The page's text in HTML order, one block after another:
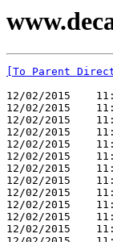
[To Parent
12/02/2015
12/02/2015
12/02/2015
12/02/2015
12/02/2015
12/02/2015
12/02/2015
12/02/2015
12/02/2015
12/02/2015
12/02/2015
12/02/2015